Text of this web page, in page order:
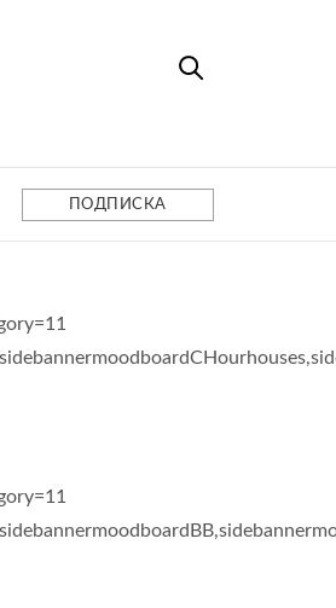
ПОДПИСКА